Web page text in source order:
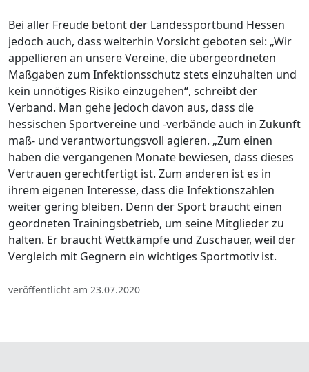
Bei aller Freude betont der Landessportbund Hessen
jedoch auch, dass weiterhin Vorsicht geboten sei: „Wir
appellieren an unsere Vereine, die übergeordneten
Maßgaben zum Infektionsschutz stets einzuhalten und
kein unnötiges Risiko einzugehen“, schreibt der
Verband. Man gehe jedoch davon aus, dass die
hessischen Sportvereine und -verbände auch in Zukunft
maß- und verantwortungsvoll agieren. „Zum einen
haben die vergangenen Monate bewiesen, dass dieses
Vertrauen gerechtfertigt ist. Zum anderen ist es in
ihrem eigenen Interesse, dass die Infektionszahlen
weiter gering bleiben. Denn der Sport braucht einen
geordneten Trainingsbetrieb, um seine Mitglieder zu
halten. Er braucht Wettkämpfe und Zuschauer, weil der
Vergleich mit Gegnern ein wichtiges Sportmotiv ist.
veröffentlicht am 23.07.2020